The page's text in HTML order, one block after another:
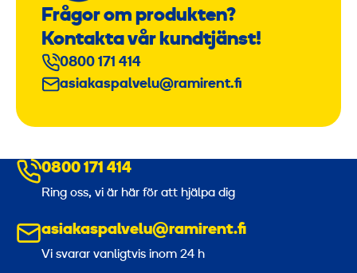
Frågor om produkten?
Kontakta vår kundtjänst!
0800 171 414
asiakaspalvelu@ramirent.fi
0800 171 414
Ring oss, vi är här för att hjälpa dig
asiakaspalvelu@ramirent.fi
Vi svarar vanligtvis inom 24 h